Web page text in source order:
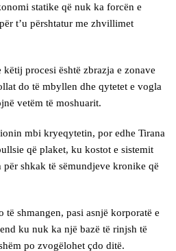
statike që nuk ka forcën e
t’u përshtatur me zhvillimet
këtij procesi është zbrazja e zonave
do të mbyllen dhe qytetet e vogla
vetëm të moshuarit.
mbi kryeqytetin, por edhe Tirana
që plaket, ku kostot e sistemit
për shkak të sëmundjeve kronike që
shmangen, pasi asnjë korporatë e
ku nuk ka një bazë të rinjsh të
po zvogëlohet çdo ditë.